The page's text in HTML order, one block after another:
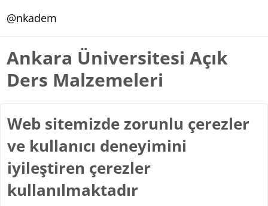
@nkadem
Ankara Üniversitesi Açık
Ders Malzemeleri
Web sitemizde zorunlu çerezler
ve kullanıcı deneyimini
iyileştiren çerezler
kullanılmaktadır